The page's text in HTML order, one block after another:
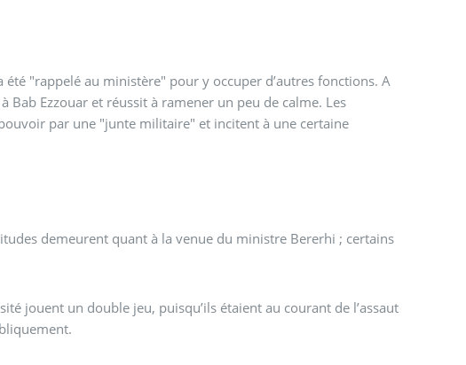
"rappelé au ministère" pour y occuper d’autres fonctions. A
Ezzouar et réussit à ramener un peu de calme. Les
par une "junte militaire" et incitent à une certaine
demeurent quant à la venue du ministre Bererhi ; certains
jouent un double jeu, puisqu’ils étaient au courant de l’assaut